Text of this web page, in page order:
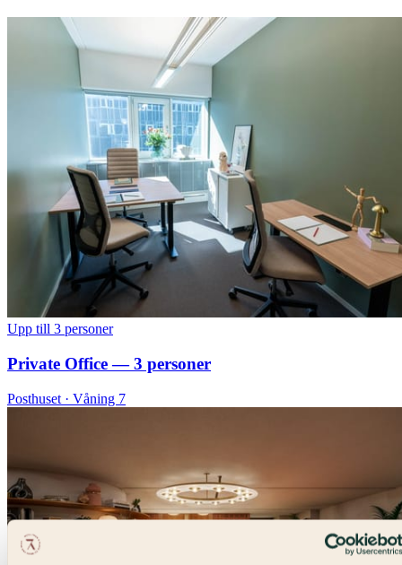
Upp till 3 personer
Private Office — 3 personer
Posthuset · Våning 7